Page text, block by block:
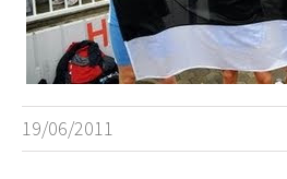
19/06/2011